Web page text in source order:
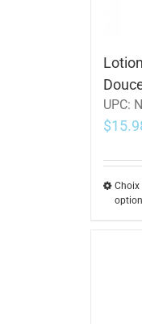
UPC:
$
Choix